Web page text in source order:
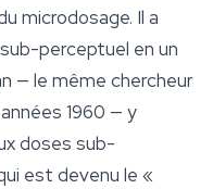
microdosage. Il a
perceptuel en un
— le même chercheur
1960 — y
doses sub-
est devenu le «